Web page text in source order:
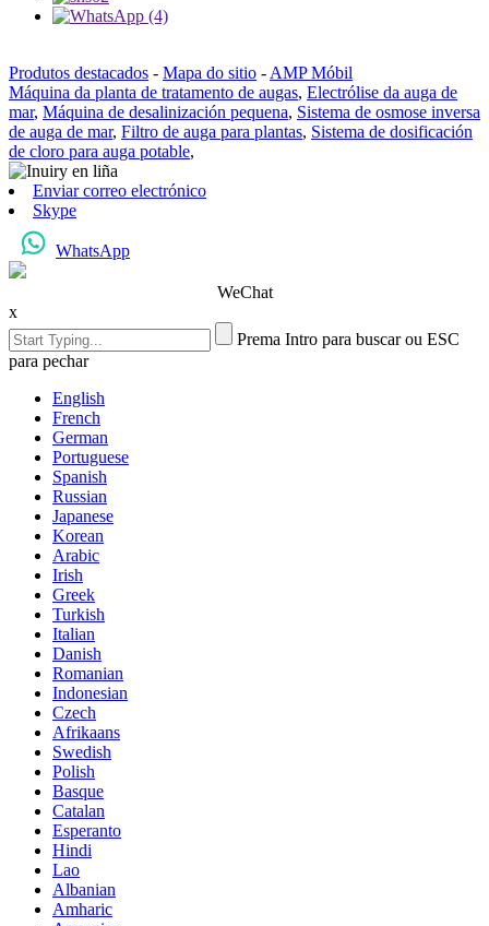
Produtos destacados - Mapa do sitio - AMP Móbil
Máquina da planta de tratamento de augas, Electrólise da auga de
mar, Máquina de desalinización pequena, Sistema de osmose inversa
de auga de mar, Filtro de auga para plantas, Sistema de dosificación
de cloro para auga potable,
Enviar correo electrónico
Skype
WhatsApp
WeChat
x
Prema Intro para buscar ou ESC
para pechar
English
French
German
Portuguese
Spanish
Russian
Japanese
Korean
Arabic
Irish
Greek
Turkish
Italian
Danish
Romanian
Indonesian
Czech
Afrikaans
Swedish
Polish
Basque
Catalan
Esperanto
Hindi
Lao
Albanian
Amharic